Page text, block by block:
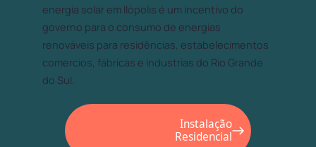
energia solar em Ilópolis é um incentivo do
governo para o consumo de energias
renováveis para residências, estabelecimentos
comercios, fábricas e industrias do Rio Grande
do Sul.
Instalação
Residencial